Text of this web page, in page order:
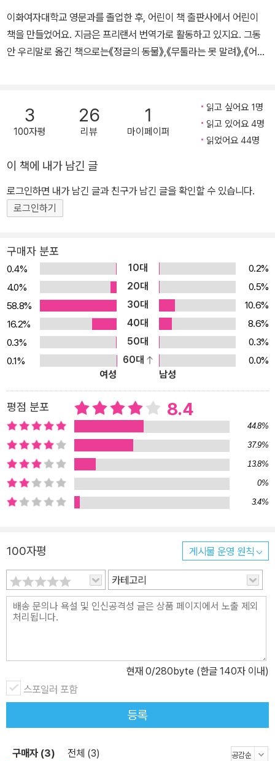
이화여자대학교 영문과를 졸업한 후, 어린이 책 출판사에서 어린이
책을 만들었어요. 지금은 프리랜서 번역가로 활동하고 있지요. 그동
안 우리말로 옮긴 책으로는《정글의 동물》,《무툴라는 못 말려》,《어린
3
100자평
26
리뷰
1
마이페이퍼
읽고 싶어요 1명
읽고 있어요 4명
읽었어요 44명
이 책에 내가 남긴 글
로그인하면 내가 남긴 글과 친구가 남긴 글을 확인할 수 있습니다.
로그인하기
구매자 분포
0.4% 10대
0.2%
4.0%
20대
0.5%
58.8%
30대
10.6%
16.2%
40대
8.6%
0.3%
50대
0.3%
0.1%
60대
0.0%
여성
남성
평점 분포 8.4
44.8%
37.9%
13.8%
0%
3.4%
100자평 게시물 운영 원칙
카테고리
현재 0/280byte (한글 140자 이내)
스포일러 포함
등록
구매자 (3) 전체 (3)